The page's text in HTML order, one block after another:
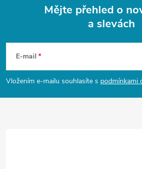
p
a
Mějte přehled o
a slevách
E-mail
Vložením e-mailu souhlasíte s podmínkami